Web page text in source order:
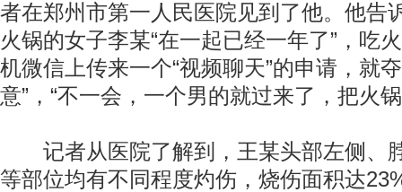
者在郑州市第一人民医院见到了他。他告
火锅的女子李某“在一起已经一年了”，吃
机微信上传来一个“视频聊天”的申请，就
意”，“不一会，一个男的就过来了，把火
记者从医院了解到，王某头部左侧、
等部位均有不同程度灼伤，烧伤面积达